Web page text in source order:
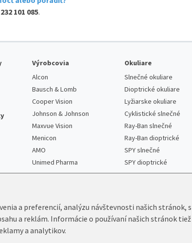
232 101 085.
Výrobcovia
Alcon
Bausch & Lomb
Cooper Vision
Johnson & Johnson
Maxvue Vision
Menicon
AMO
Unimed Pharma
Okuliare
Slnečné okuliare
Dioptrické okuliare
Lyžiarske okuliare
Cyklistické slnečné
Ray-Ban slnečné
Ray-Ban dioptrické
SPY slnečné
SPY dioptrické
a preferencií, analýzu návštevnosti našich stránok,
a reklám. Informácie o používaní našich stránok tiež
a analytikov.